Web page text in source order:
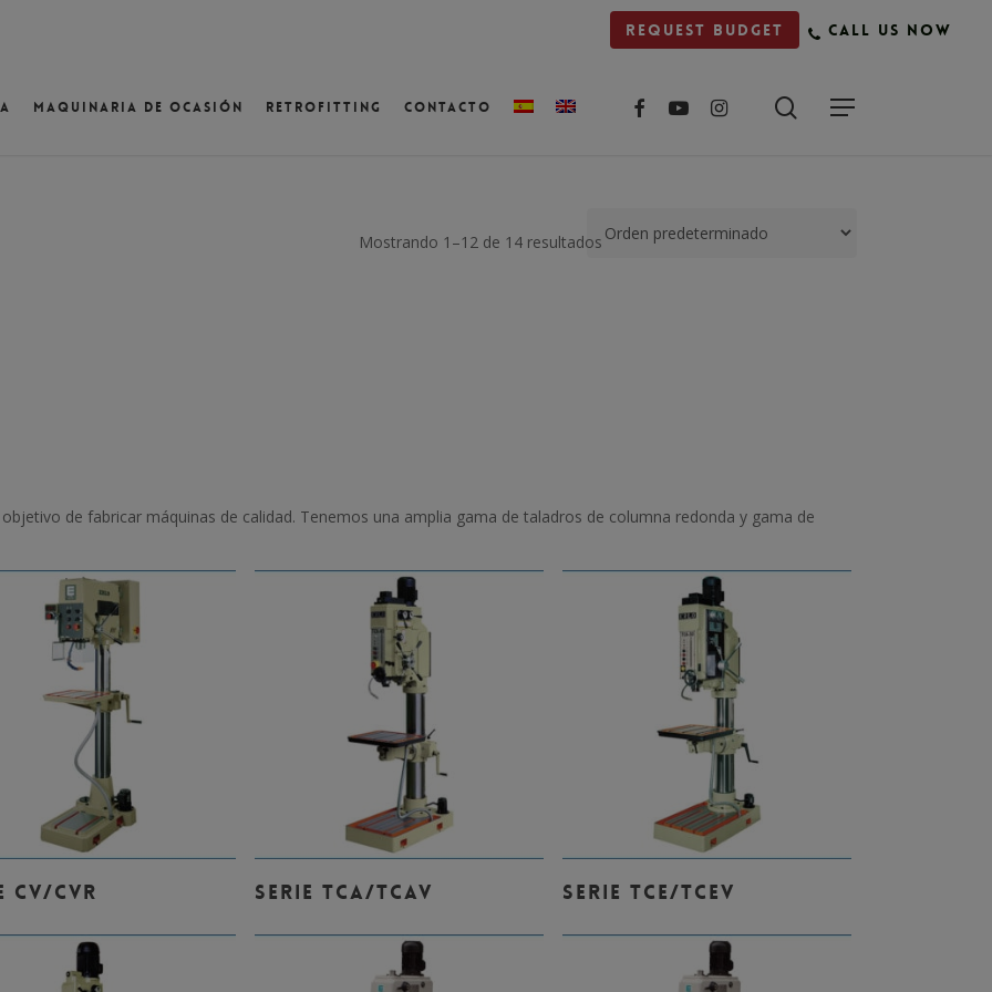
Request budget Call us now
Maquinaria de ocasión Retrofitting Contacto facebookyoutubeinstagram
Mostrando 1–12 de 14 resultados
de fabricar máquinas de calidad. Tenemos una amplia gama de taladros de columna redonda y gama de
Leer Más
CV/CVR Leer Más
SERIE TCA/TCAV Leer Más
SERIE TCE/TCEV